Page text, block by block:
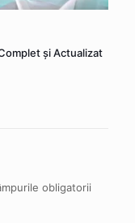
și Actualizat
obligatorii